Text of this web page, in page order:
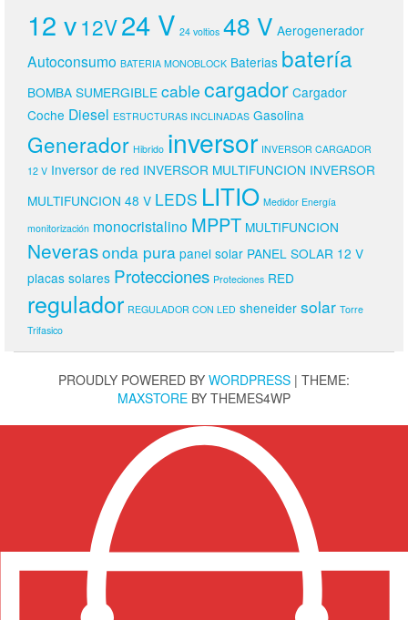
12 v12V24 V 24 voltios 48 V Aerogenerador
Autoconsumo BATERIA MONOBLOCK Baterias batería
BOMBA SUMERGIBLE cable cargador Cargador
Coche Diesel ESTRUCTURAS INCLINADAS Gasolina
Generador Hibrido inversor INVERSOR CARGADOR
12 V Inversor de red INVERSOR MULTIFUNCION INVERSOR
MULTIFUNCION 48 V LEDS LITIO Medidor Energía
monitorización monocristalino MPPT MULTIFUNCION
Neverasonda pura panel solar PANEL SOLAR 12 V
placas solares Protecciones Proteciones RED
regulador REGULADOR CON LED sheneider solar Torre
Trifasico
PROUDLY POWERED BY WORDPRESS | THEME:
MAXSTORE BY THEMES4WP